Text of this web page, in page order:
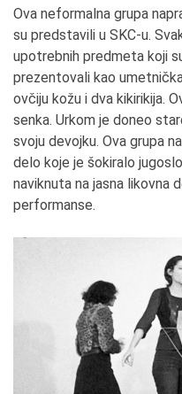
Ova neformalna grupa
su predstavili u SKC-u.
upotrebnih predmeta koji
prezentovali kao
ovčiju kožu i dva kikirikija.
senka. Urkom je doneo
svoju devojku. Ova grupa
delo koje je šokiralo
naviknuta na jasna likovna
performanse.